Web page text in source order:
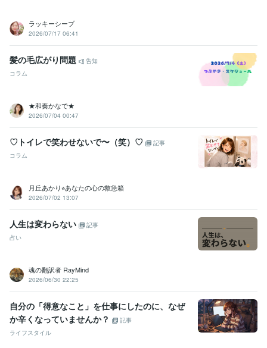
普通自動車第一種運転免許
マイクロソフト オフィス スペシャリスト（MOS） 取得年 : 2011年
プログラミング言語・フレームワーク
C:2年CSS:2年HTML:2年
ビジネス・クリエイティブツール
Excel:10年
Google スライド:5年
PowerPoint:10年
iMovie:2年Vrew:1年VLLO:1年Canva:1年
得意分野
悩み相談・カウンセリング 悩み相談/愚痴聞き/LGBTQ相談
ビジネス代行・事務代行 書類作成/データ入力/データ整理
ラッキーシープ
2026/07/17 06:41
髪の毛広がり問題
告知
コラム
★和奏かなで★
2026/07/04 00:47
♡トイレで笑わせないで〜（笑）♡
記事
コラム
月丘あかり⭐︎あなたの心の救急箱
2026/07/02 13:07
人生は変わらない
記事
占い
魂の翻訳者 RayMind
2026/06/30 22:25
自分の「得意なこと」を仕事にしたのに、なぜ
か辛くなっていませんか？
記事
ライフスタイル